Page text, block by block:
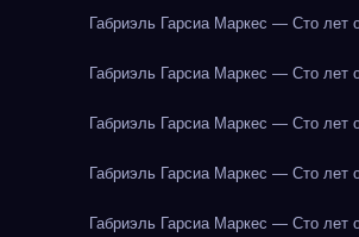
Габриэль Гарсиа Маркес — Сто лет
Габриэль Гарсиа Маркес — Сто лет
Габриэль Гарсиа Маркес — Сто лет
Габриэль Гарсиа Маркес — Сто лет
Габриэль Гарсиа Маркес — Сто лет